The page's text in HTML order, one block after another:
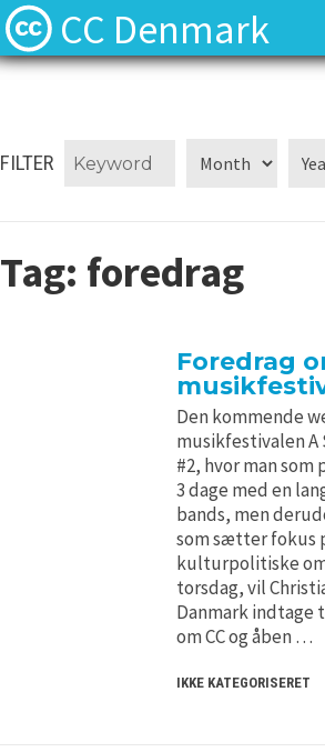
CC Denmark
Hvad er Creative
Kontakt
Materialer
Kilder
H5P and Creative
Hvad er Creative
Kontakt
Materialer
Kilder
H5P and Creative
FILTER
Tag: foredrag
Foredrag
Den kommende
musikfestivalen A
#2, hvor man
3 dage med en
bands, men
som sætter fokus
kulturpolitiske
torsdag, vil
Danmark indtage
om CC og åben …
IKKE KATEGORISERET